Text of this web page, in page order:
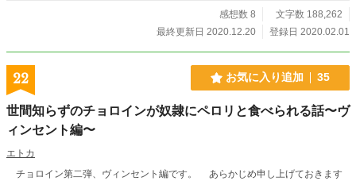
ます。 BLゲームの設定はそこそこで、作中のBL描写は匂わす程度のつもりです
が、「気配も嫌じゃ！」…な方は、避けていただいた方が良いかと思います。
いただけると、お互い平穏に生きていけると思います＼(^o^)／ BL表現はネタ程
度。あくまでTLが本編です。よって、BLをガチで書くことはないので、ご安心
（？）くださいｗ ■ ☆はR15程度、★はR18程度のエロを突然ぶっこみます。
■ 序盤は纏めて更新予定ですが、徐々に更新ペースは緩くなっていくと思いま
す。
感想数 8
文字数 188,262
最終更新日 2020.12.20
登録日 2020.02.01
22 お気に入り追加 35
世間知らずのチョロインが奴隷にペロリと食べられる話〜ヴ
ィンセント編〜
エトカ
チョロイン第二弾、ヴィンセント編です。 あらかじめ申し上げておきます